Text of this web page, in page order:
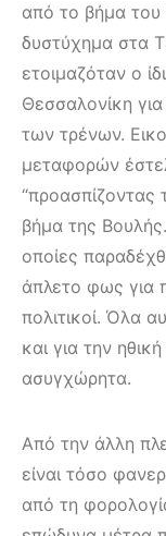
από το βήμα του
δυστύχημα στα
ετοιμαζόταν ο
Θεσσαλονίκη
των τρένων.
μεταφορών
βήμα της
οποίες
άπλετο φως για
πολιτικοί. Όλα
και για την
ασυγχώρητα.
Από την άλλη
είναι τόσο
από τη